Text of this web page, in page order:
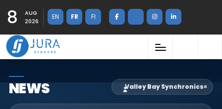
8
AUG
2026
EN FR FI
NEWS Valley Bay Synchronics×